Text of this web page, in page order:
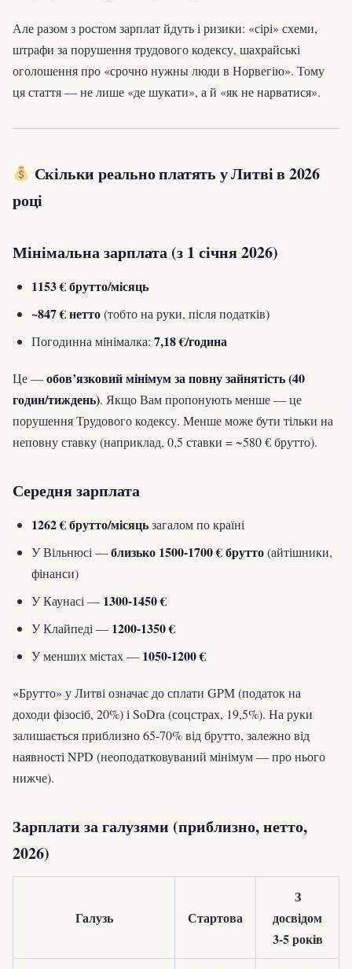
Але разом з ростом зарплат йдуть і ризики: «сірі» схеми,
штрафи за порушення трудового кодексу, шахрайські
оголошення про «срочно нужны люди в Норвегію». Тому
ця стаття — не лише «де шукати», а й «як не нарватися».
Скільки реально платять у Литві в 2026
році
Мінімальна зарплата (з 1 січня 2026)
1153 € брутто/місяць
~847 € нетто(тобто на руки, після податків)
Погодинна мінімалка: 7,18 €/година
Це —обов’язковий мінімум за повну зайнятість (40
годин/тиждень). Якщо Вам пропонують менше — це
порушення Трудового кодексу. Менше може бути тільки на
неповну ставку (наприклад, 0,5 ставки = ~580 € брутто).
Середня зарплата
1262 € брутто/місяцьзагалом по країні
У Вільнюсі —близько 1500-1700 € брутто(айтішники,
фінанси)
У Каунасі — 1300-1450 €
У Клайпеді — 1200-1350 €
У менших містах — 1050-1200 €
«Брутто» у Литві означає до сплати GPM (податок на
доходи фізосіб, 20%) і SoDra (соцстрах, 19,5%). На руки
залишається приблизно 65-70% від брутто, залежно від
наявності NPD (неоподатковуваний мінімум — про нього
нижче).
Зарплати за галузями (приблизно, нетто,
2026)
Галузь Стартова
З
досвідом
3-5 років